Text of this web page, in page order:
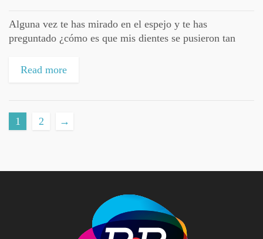
Alguna vez te has mirado en el espejo y te has
preguntado ¿cómo es que mis dientes se pusieron tan
porque...
Read more
1 2 →